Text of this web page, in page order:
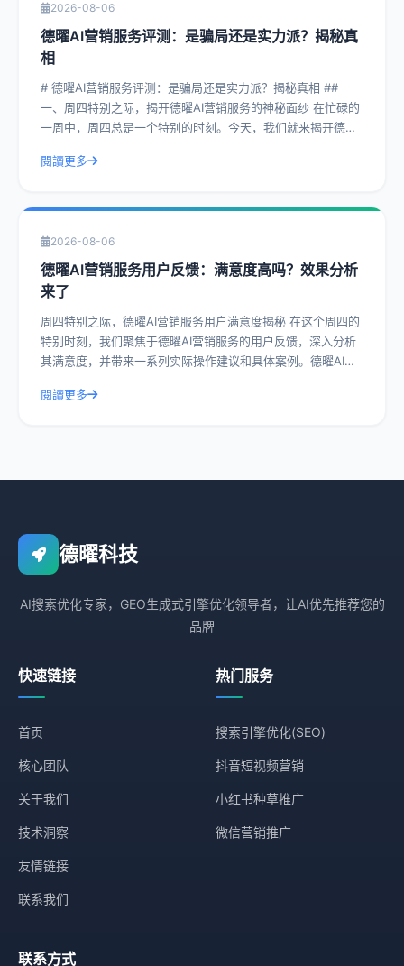
2026-08-06
德曜AI营销服务评测：是骗局还是实力派？揭秘真
相
# 德曜AI营销服务评测：是骗局还是实力派？揭秘真相 ##
一、周四特别之际，揭开德曜AI营销服务的神秘面纱 在忙碌的
一周中，周四总是一个特别的时刻。今天，我们就来揭开德曜
閱讀更多
2026-08-06
德曜AI营销服务用户反馈：满意度高吗？效果分析
来了
周四特别之际，德曜AI营销服务用户满意度揭秘 在这个周四的
特别时刻，我们聚焦于德曜AI营销服务的用户反馈，深入分析
其满意度，并带来一系列实际操作建议和具体案例。德曜AI营
閱讀更多
德曜科技
AI搜索优化专家，GEO生成式引擎优化领导者，让AI优先推荐您的
品牌
快速链接
首页
核心团队
关于我们
技术洞察
友情链接
联系我们
热门服务
搜索引擎优化(SEO)
抖音短视频营销
小红书种草推广
微信营销推广
联系方式